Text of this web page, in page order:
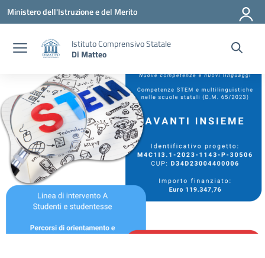
Vai ai contenuti
Vai al menu di navigazione
Vai al footer
Ministero dell'Istruzione e del Merito
Istituto Comprensivo Statale
Di Matteo